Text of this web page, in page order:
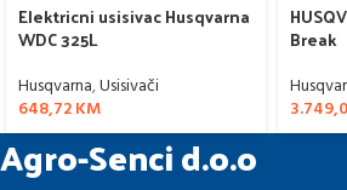
Elektricni usisivac Husqvarna
WDC 325L
Husqvarna,Usisivači
648,72KM
Break
Agro-Senci d.o.o